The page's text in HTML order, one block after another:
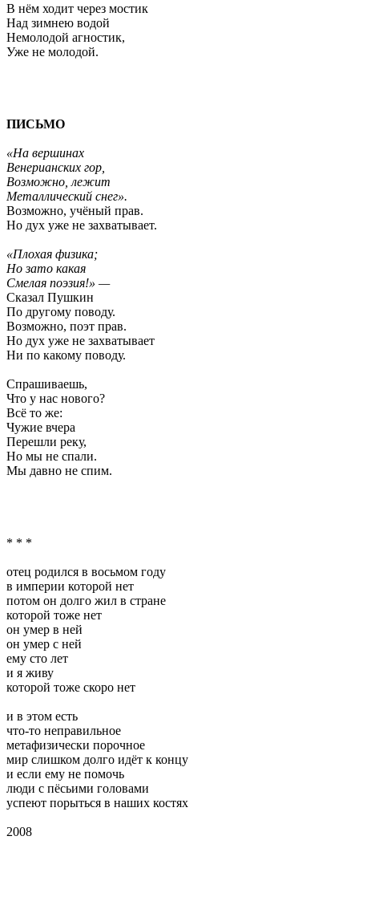
В нём ходит через мостик
Над зимнею водой
Немолодой агностик,
Уже не молодой.
ПИСЬМО
«На вершинах
Венерианских гор,
Возможно, лежит
Металлический снег».
Возможно, учёный прав.
Но дух уже не захватывает.
«Плохая физика;
Но зато какая
Смелая поэзия!» —
Сказал Пушкин
По другому поводу.
Возможно, поэт прав.
Но дух уже не захватывает
Ни по какому поводу.
Спрашиваешь,
Что у нас нового?
Всё то же:
Чужие вчера
Перешли реку,
Но мы не спали.
Мы давно не спим.
* * *
отец родился в восьмом году
в империи которой нет
потом он долго жил в стране
которой тоже нет
он умер в ней
он умер с ней
ему сто лет
и я живу
которой тоже скоро нет
и в этом есть
что-то неправильное
метафизически порочное
мир слишком долго идёт к концу
и если ему не помочь
люди с пёсьими головами
успеют порыться в наших костях
2008